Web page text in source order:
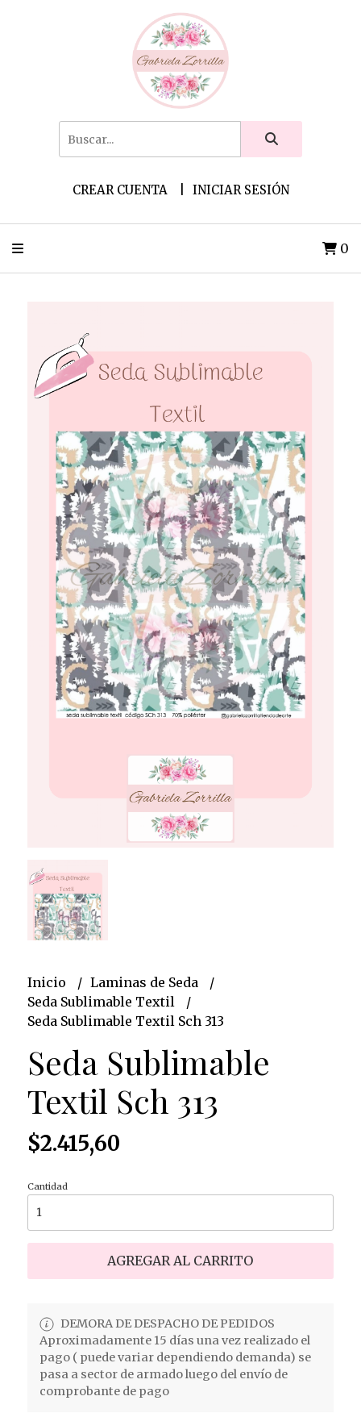
CREAR CUENTA INICIAR SESIÓN
0
Inicio
Laminas de Seda
Seda Sublimable Textil
Seda Sublimable Textil Sch 313
Seda Sublimable
Textil Sch 313
$2.415,60
Cantidad
AGREGAR AL CARRITO
DEMORA DE DESPACHO DE PEDIDOS
Aproximadamente 15 días una vez realizado el
pago ( puede variar dependiendo demanda) se
pasa a sector de armado luego del envío de
comprobante de pago